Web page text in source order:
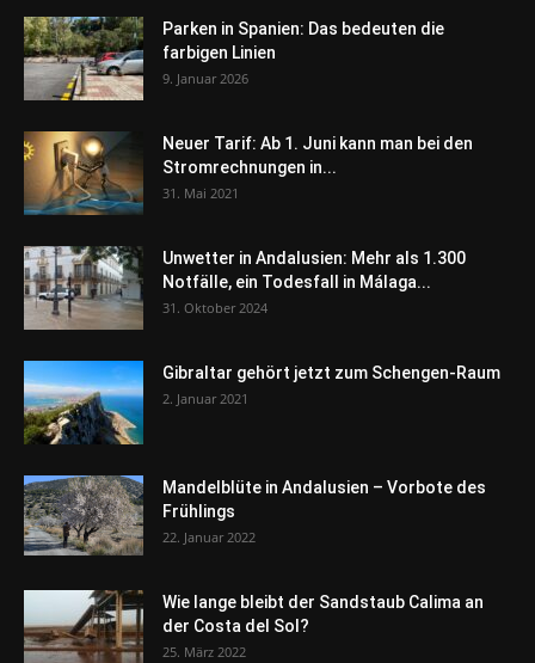
Parken in Spanien: Das bedeuten die
farbigen Linien
9. Januar 2026
Neuer Tarif: Ab 1. Juni kann man bei den
Stromrechnungen in...
31. Mai 2021
Unwetter in Andalusien: Mehr als 1.300
Notfälle, ein Todesfall in Málaga...
31. Oktober 2024
Gibraltar gehört jetzt zum Schengen-Raum
2. Januar 2021
Mandelblüte in Andalusien – Vorbote des
Frühlings
22. Januar 2022
Wie lange bleibt der Sandstaub Calima an
der Costa del Sol?
25. März 2022